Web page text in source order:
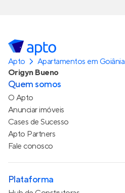
Apto Apartamentos em Goiânia
Origyn Bueno
Quem somos
O Apto
Anunciar imóveis
Cases de Sucesso
Apto Partners
Fale conosco
Plataforma